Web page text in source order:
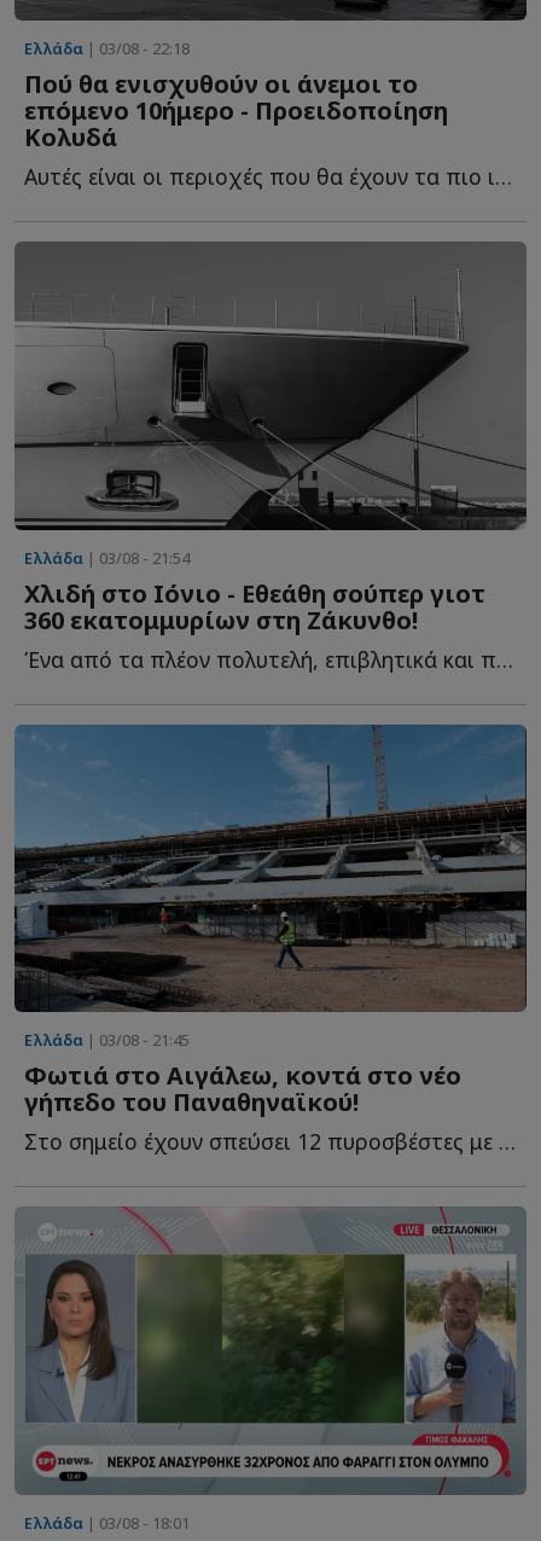
Ελλάδα | 03/08 - 22:18
Πού θα ενισχυθούν οι άνεμοι το
επόμενο 10ήμερο - Προειδοποίηση
Κολυδά
Αυτές είναι οι περιοχές που θα έχουν τα πιο ισχυρά μ...
Ελλάδα | 03/08 - 21:54
Χλιδή στο Ιόνιο - Εθεάθη σούπερ γιοτ
360 εκατομμυρίων στη Ζάκυνθο!
Ένα από τα πλέον πολυτελή, επιβλητικά και πανάκριβα me...
Ελλάδα | 03/08 - 21:45
Φωτιά στο Αιγάλεω, κοντά στο νέο
γήπεδο του Παναθηναϊκού!
Στο σημείο έχουν σπεύσει 12 πυροσβέστες με τέσσερα οχήματα, ε...
Ελλάδα | 03/08 - 18:01